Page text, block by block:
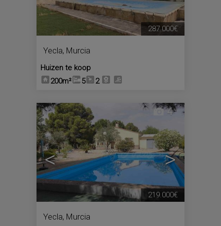
Yecla, Murcia
Huizen te koop
200m²
5 2
287.000€
< >
4
Yecla, Murcia
219.000€